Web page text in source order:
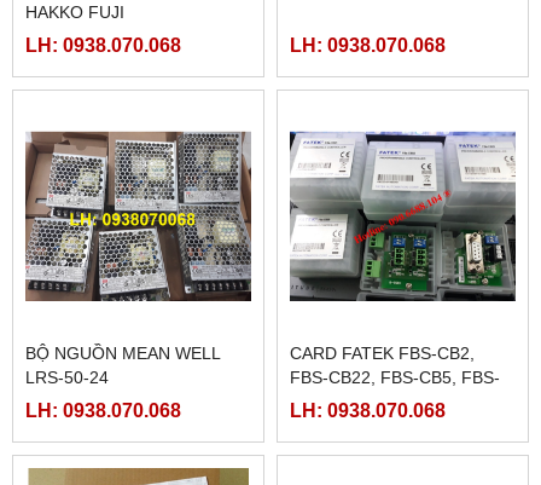
HAKKO FUJI
LH: 0938.070.068 LH: 0938.070.068
BỘ NGUỒN MEAN WELL
LRS-50-24
LH: 0938.070.068
CARD FATEK FBS-CB2,
FBS-CB22, FBS-CB5, FBS-
CB25, FBS-CB55
LH: 0938.070.068